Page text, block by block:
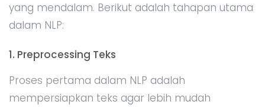
yang mendalam. Berikut adalah tahapan utama
dalam NLP:
1. Preprocessing Teks
Proses pertama dalam NLP adalah
mempersiapkan teks agar lebih mudah